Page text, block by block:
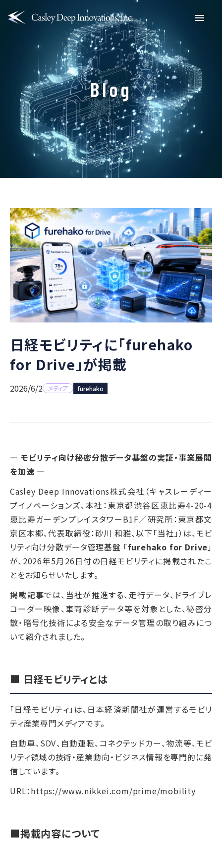
Menu
Blog
日経モビリティに「furehako
for Drive」が掲載
2026/6/2 メディア furehako
― モビリティ向け秘密分散データ基盤の実証・事業展開
を加速 ―
Casley Deep Innovations株式会社（キャスレーディー
プイノベーションズ、本社：東京都渋谷区恵比寿4-20-4
恵比寿ガーデンプレイスタワーB1F／研究所：東京都文
京区本郷、代表取締役：砂川 和雅、以下「当社」）は、モビ
リティ向け分散データ管理基盤 「furehako for Drive 」
が、2026年5月26日付の日経モビリティに掲載されたこ
とをお知らせいたします。
掲載記事では、当社が推進する、走行データ、ドライブレ
コーダー映像、車両診断データ等を対象とした、秘密分
散・暗号化技術による安全なデータ管理の取り組みにつ
いて紹介されました。
■ 日経モビリティとは
「日経モビリティ」は、日本経済新聞社が運営するモビリ
ティ産業専門メディアです。
自動車、SDV、自動運転、コネクテッドカー、物流等、モビ
リティ領域の技術・産業動向・ビジネス情報を専門的に発
信しています。
URL：https://www.nikkei.com/prime/mobility
■掲載内容について